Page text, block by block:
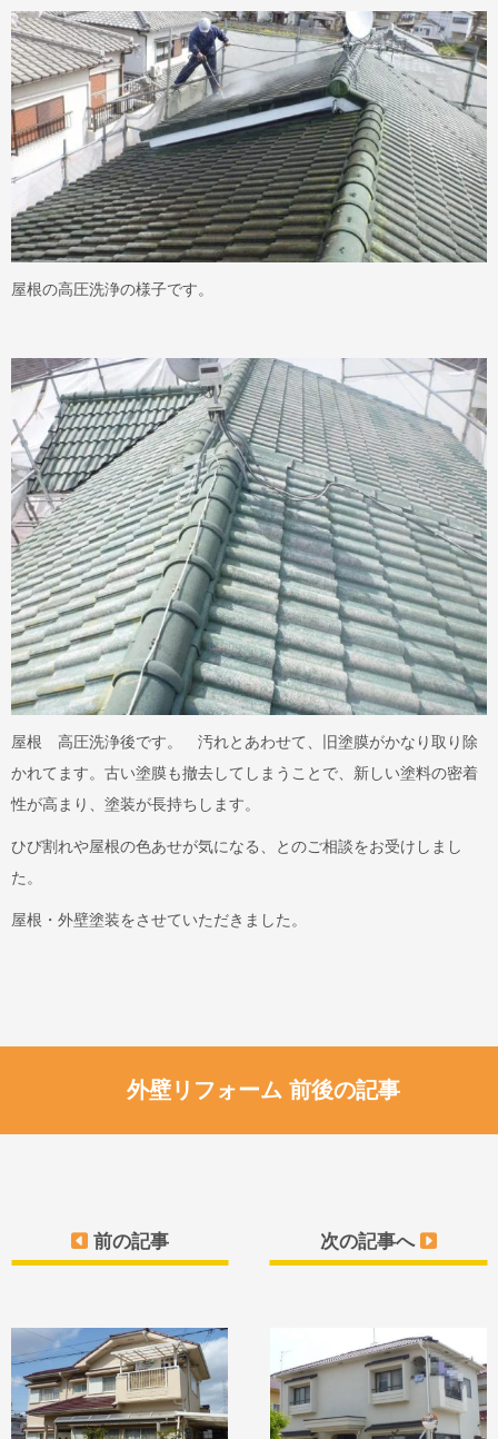
屋根の高圧洗浄の様子です。
屋根 高圧洗浄後です。 汚れとあわせて、旧塗膜がかなり取り除
かれてます。古い塗膜も撤去してしまうことで、新しい塗料の密着
性が高まり、塗装が長持ちします。
ひび割れや屋根の色あせが気になる、とのご相談をお受けしまし
た。
屋根・外壁塗装をさせていただきました。
外壁リフォーム 前後の記事
前の記事 次の記事へ